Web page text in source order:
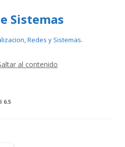
Sistemas
Redes y Sistemas.
al contenido
6.5